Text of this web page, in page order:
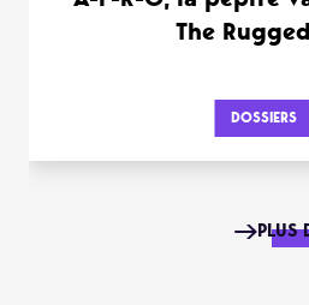
The
DOSSIERS
PLUS